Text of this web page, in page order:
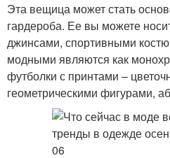
Эта вещица может стать
гардероба. Ее вы можете
джинсами, спортивными
модными являются как
футболки с принтами –
геометрическими фигурами,